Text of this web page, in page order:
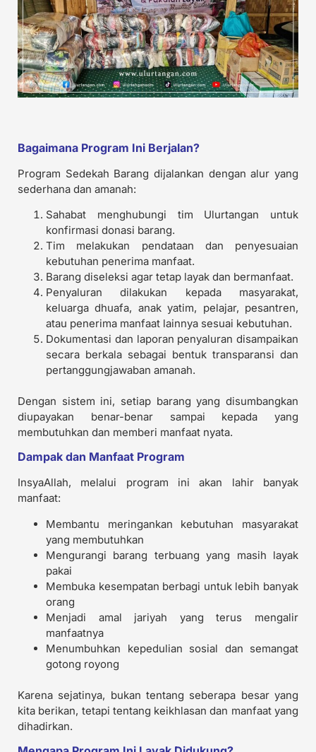
Bagaimana Program Ini Berjalan?
Program Sedekah Barang dijalankan dengan alur yang
sederhana dan amanah:
Sahabat menghubungi tim Ulurtangan untuk
konfirmasi donasi barang.
Tim melakukan pendataan dan penyesuaian
kebutuhan penerima manfaat.
Barang diseleksi agar tetap layak dan bermanfaat.
Penyaluran dilakukan kepada masyarakat,
keluarga dhuafa, anak yatim, pelajar, pesantren,
atau penerima manfaat lainnya sesuai kebutuhan.
Dokumentasi dan laporan penyaluran disampaikan
secara berkala sebagai bentuk transparansi dan
pertanggungjawaban amanah.
Dengan sistem ini, setiap barang yang disumbangkan
diupayakan benar-benar sampai kepada yang
membutuhkan dan memberi manfaat nyata.
Dampak dan Manfaat Program
InsyaAllah, melalui program ini akan lahir banyak
manfaat:
Membantu meringankan kebutuhan masyarakat
yang membutuhkan
Mengurangi barang terbuang yang masih layak
pakai
Membuka kesempatan berbagi untuk lebih banyak
orang
Menjadi amal jariyah yang terus mengalir
manfaatnya
Menumbuhkan kepedulian sosial dan semangat
gotong royong
Karena sejatinya, bukan tentang seberapa besar yang
kita berikan, tetapi tentang keikhlasan dan manfaat yang
dihadirkan.